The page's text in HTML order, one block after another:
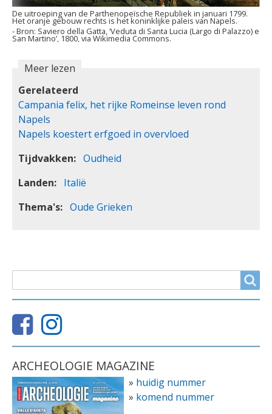
De uitroeping van de Parthenopeïsche Republiek in januari 1799.
Het oranje gebouw rechts is het koninklijke paleis van Napels.
Saviero della Gatta, ‘Veduta di Santa Lucia (Largo di Palazzo) e
San Martino’, 1800, via Wikimedia Commons.
Meer lezen
Gerelateerd
Campania felix, het rijke Romeinse leven rond
Napels
Napels koestert erfgoed in overvloed
Tijdvakken
Oudheid
Landen
Italië
Thema's
Oude Grieken
ZOEKVELD
ARCHEOLOGIE MAGAZINE
» huidig nummer
» komend nummer